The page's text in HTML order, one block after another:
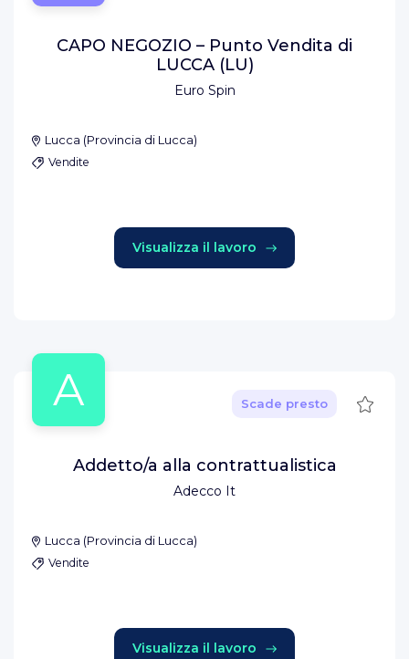
Euro Spin
CAPO NEGOZIO – Punto Vendita di
LUCCA (LU)
Lucca (Provincia di Lucca)
Vendite
Visualizza il lavoro
A
Adecco It
Scade presto Salva
Addetto/a alla contrattualistica
Lucca (Provincia di Lucca)
Vendite
Visualizza il lavoro